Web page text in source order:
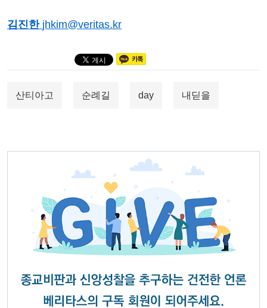
김진한 jhkim@veritas.kr
산티아고 순례길 day 내딛을